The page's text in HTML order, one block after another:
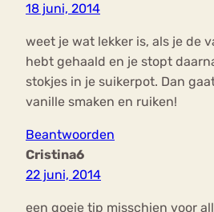
18 juni, 2014
weet je wat lekker is, als je de
hebt gehaald en je stopt
stokjes in je suikerpot. Dan
vanille smaken en ruiken!
Beantwoorden
Cristina6
22 juni, 2014
een goeie tip misschien voor